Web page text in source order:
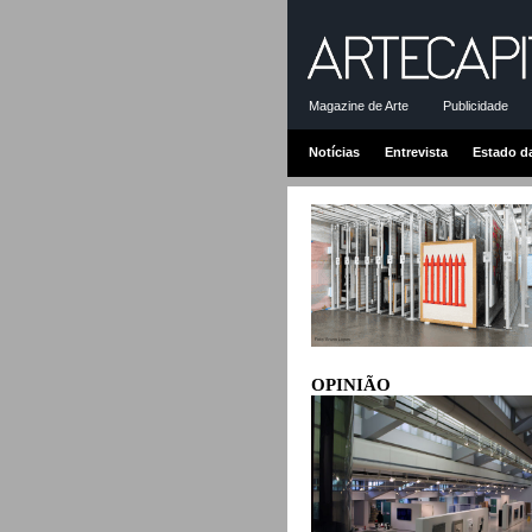
Magazine de Arte Publicidade
Notícias Entrevista Estado
OPINIÃO